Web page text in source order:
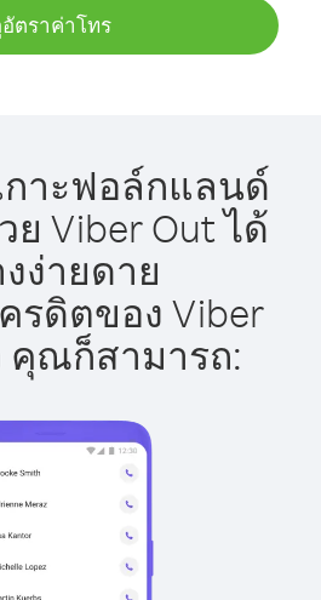
ตราค่าโทร
กาะฟอล์กแลนด์
Viber Out ได้
ง่ายดาย
รดิตของ Viber
คุณก็สามารถ: